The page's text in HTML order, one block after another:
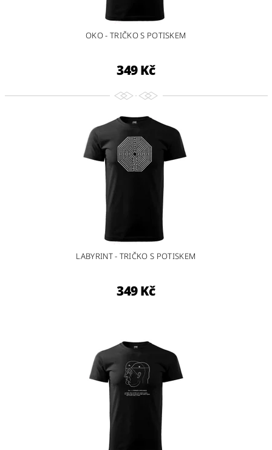
OKO - TRIČKO S POTISKEM
349 Kč
LABYRINT - TRIČKO S POTISKEM
349 Kč